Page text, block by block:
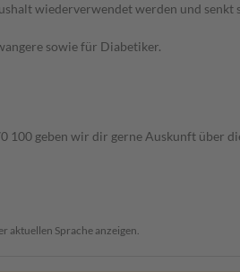
wiederverwendet werden und
sowie für Diabetiker.
geben wir dir gerne Auskunft über
aktuellen Sprache anzeigen.